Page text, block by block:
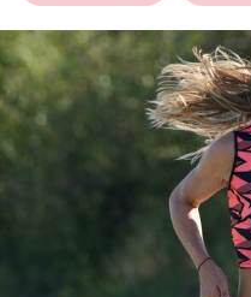
bookmark
search
Suchbegriff
eingeben
© Krone Multimedia GmbH
Muthgasse 2, 1190 Wien